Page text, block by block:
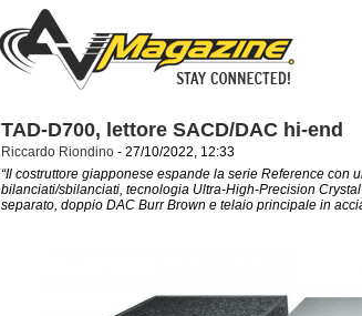
TAD-D700, lettore SACD/DAC hi-end
Riccardo Riondino - 27/10/2022, 12:33
“Il costruttore giapponese espande la serie Reference con
bilanciati/sbilanciati, tecnologia Ultra-High-Precision
separato, doppio DAC Burr Brown e telaio principale in